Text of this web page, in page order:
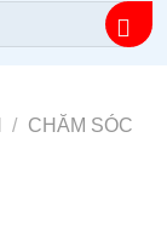
/ CHĂM SÓC